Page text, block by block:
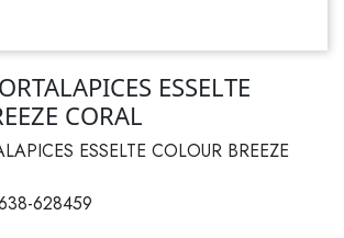
ESSELTE
CORAL
ESSELTE COLOUR BREEZE
628459